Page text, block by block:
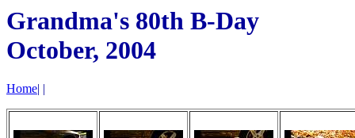
Grandma's 80th B-Day
October, 2004
Home| |